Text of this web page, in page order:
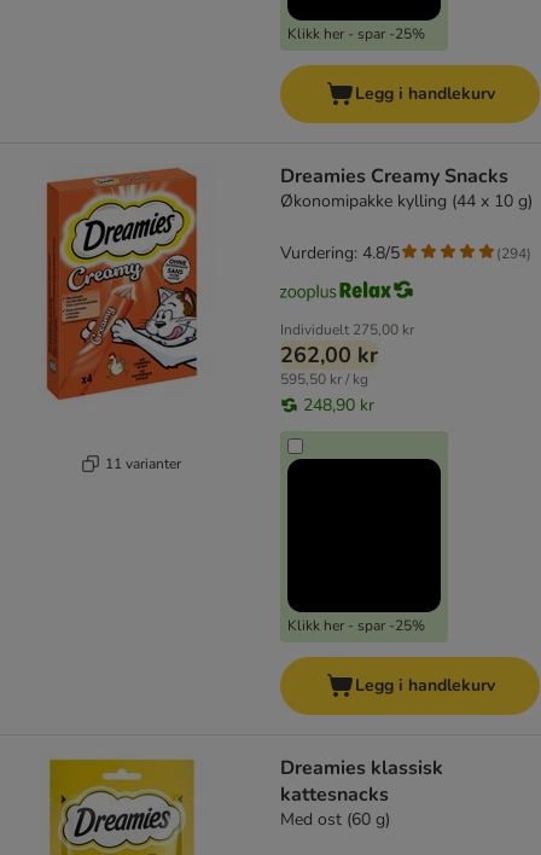
Klikk her - spar -25%
Legg i handlekurv
11 varianter
Dreamies Creamy Snacks
Økonomipakke kylling (44 x 10 g)
Individuelt 275,00 kr
262,00 kr
595,50 kr / kg
248,90 kr
Klikk her - spar -25%
Vurdering: 4.8/5 (294)
Legg i handlekurv
Dreamies klassisk
kattesnacks
Med ost (60 g)